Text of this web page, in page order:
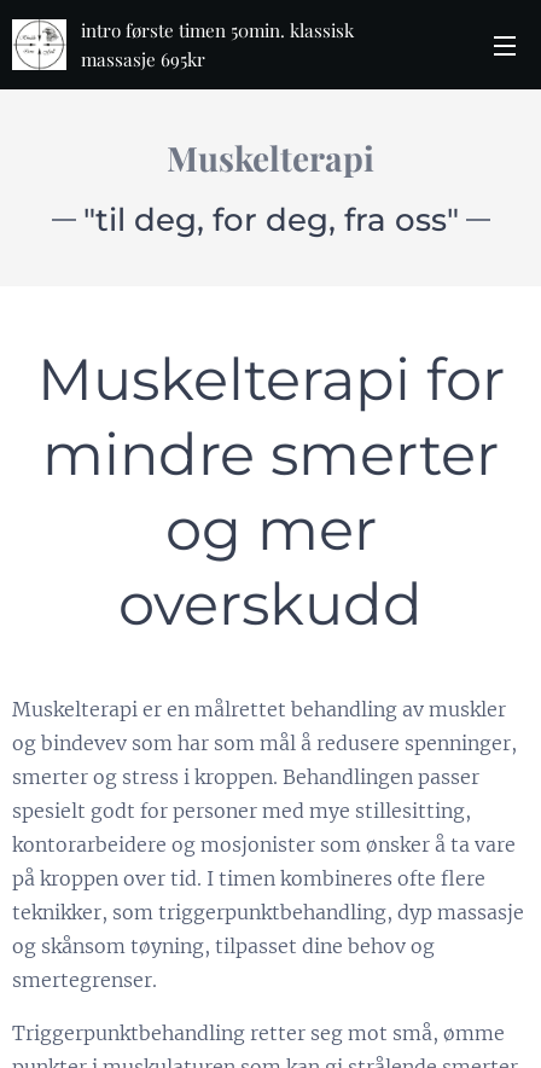
intro første timen 50min. klassisk
massasje 695kr
Muskelterapi
"til deg, for deg, fra oss"
Muskelterapi for
mindre smerter
og mer
overskudd
Muskelterapi er en målrettet behandling av muskler
og bindevev som har som mål å redusere spenninger,
smerter og stress i kroppen. Behandlingen passer
spesielt godt for personer med mye stillesitting,
kontorarbeidere og mosjonister som ønsker å ta vare
på kroppen over tid. I timen kombineres ofte flere
teknikker, som triggerpunktbehandling, dyp massasje
og skånsom tøyning, tilpasset dine behov og
smertegrenser.
Triggerpunktbehandling retter seg mot små, ømme